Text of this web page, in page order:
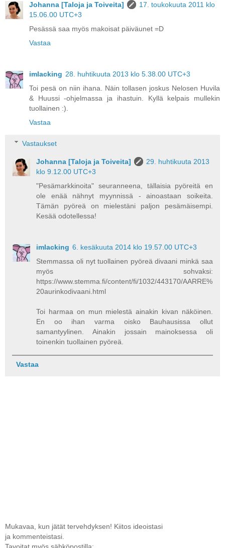
Johanna [Taloja ja Toiveita]
17. toukokuuta 2011 klo
15.06.00 UTC+3
Pesässä saa myös makoisat päiväunet =D
Vastaa
imlacking 28. huhtikuuta 2013 klo 5.38.00 UTC+3
Toi pesä on niin ihana. Näin tollasen joskus Nelosen Huvila
& Huussi -ohjelmassa ja ihastuin. Kyllä kelpais mullekin
tuollainen :).
Vastaa
Vastaukset
Johanna [Taloja ja Toiveita]
29. huhtikuuta 2013
klo 9.12.00 UTC+3
"Pesämarkkinoita" seuranneena, tällaisia pyöreitä en
ole enää nähnyt myynnissä - ainoastaan soikeita.
Tämän pyöreä on mielestäni paljon pesämäisempi.
Kesää odotellessa!
imlacking 6. kesäkuuta 2014 klo 19.57.00 UTC+3
Stemmassa oli nyt tuollainen pyöreä divaani minkä saa
myös sohvaksi:
https://www.stemma.fi/content/fi/1032/443170/AARRE%
20aurinkodivaani.html
Toi harmaa on mun mielestä ainakin kivan näköinen.
En oo ihan varma oisko Bauhausissa ollut
samantyylinen. Ainakin jossain mainoksessa oli
toinenkin tuollainen pyöreä.
Vastaa
Mukavaa, kun jätät tervehdyksen! Kiitos ideoistasi
ja kommenteistasi.